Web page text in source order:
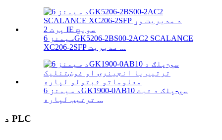
سیمنز 6GK5206-2BS00-2AC2 SCALANCE
XC206-2SFP مدیریت ...
د سیمنز 6GK1900-0AB10 سي-پلګ د ثبت
ترتیب لپاره ...
د PLC